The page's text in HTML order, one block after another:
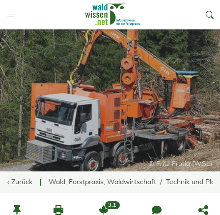
Toggle Menu
© Fritz Frutig (WSL)
‹ Zurück Wald, Forstpraxis, Waldwirtschaft Technik und
3.1